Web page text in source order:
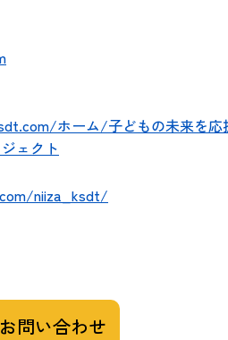
ホーム/子どもの未来を
ェクト
niiza_ksdt/
問い合わせ